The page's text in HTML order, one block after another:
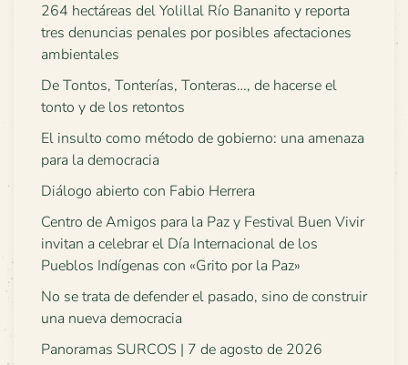
264 hectáreas del Yolillal Río Bananito y reporta
tres denuncias penales por posibles afectaciones
ambientales
De Tontos, Tonterías, Tonteras…, de hacerse el
tonto y de los retontos
El insulto como método de gobierno: una amenaza
para la democracia
Diálogo abierto con Fabio Herrera
Centro de Amigos para la Paz y Festival Buen Vivir
invitan a celebrar el Día Internacional de los
Pueblos Indígenas con «Grito por la Paz»
No se trata de defender el pasado, sino de construir
una nueva democracia
Panoramas SURCOS | 7 de agosto de 2026